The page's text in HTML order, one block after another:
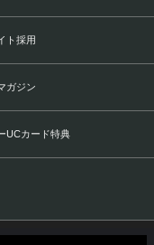
ト採用
ガジン
UCカード特典